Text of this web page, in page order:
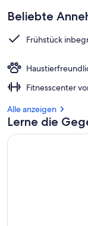
Beliebte
Frühstück
Fitnesscenter
Alle anzeigen
Lerne die